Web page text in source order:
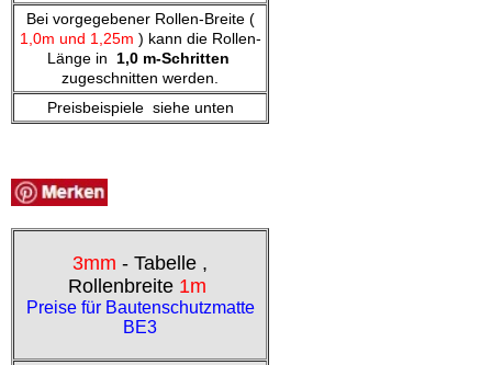
Bei vorgegebener Rollen-Breite (
1,0m und 1,25m ) kann die Rollen-
Länge in 1,0 m-Schritten
zugeschnitten werden.
Preisbeispiele siehe unten
3mm - Tabelle ,
Rollenbreite 1m
Preise für Bautenschutzmatte
BE3